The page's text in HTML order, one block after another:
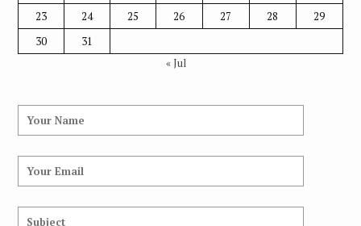
23
24 25 26 27 28
29
30
31
« Jul